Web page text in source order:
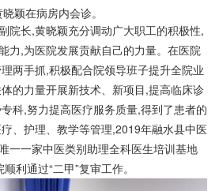
颖在病房内会诊。
院长,黄晓颖充分调动广大职工的积极性,
力,为医院发展贡献自己的力量。在医院
两手抓,积极配合院领导班子提升全院业
的力量开展新技术、新项目,提高临床诊
科,努力提高医疗服务质量,得到了患者的
、护理、教学等管理,2019年融水县中医
一一家中医类别助理全科医生培训基地
利通过“二甲”复审工作。